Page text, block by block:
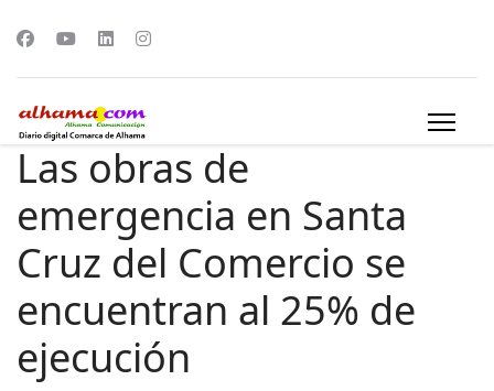
Las obras de
emergencia en Santa
Cruz del Comercio se
encuentran al 25% de
ejecución